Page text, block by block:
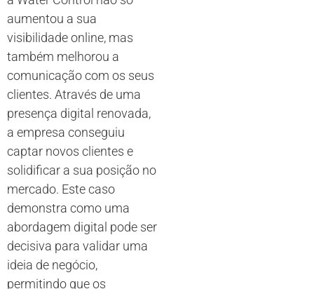
aumentou a sua
visibilidade online, mas
também melhorou a
comunicação com os seus
clientes. Através de uma
presença digital renovada,
a empresa conseguiu
captar novos clientes e
solidificar a sua posição no
mercado. Este caso
demonstra como uma
abordagem digital pode ser
decisiva para validar uma
ideia de negócio,
permitindo que os